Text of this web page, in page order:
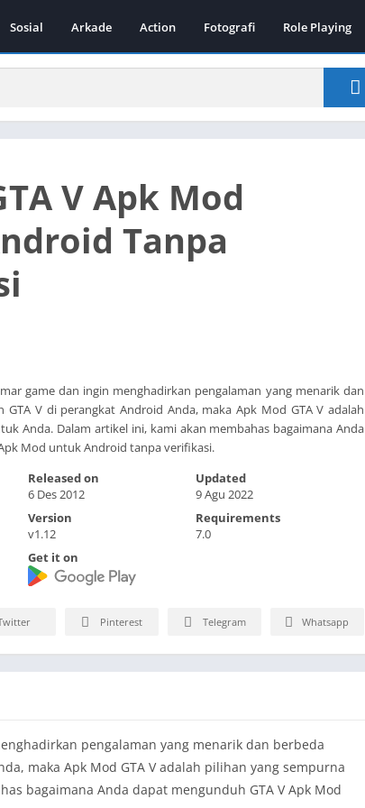
Sosial Arkade Action Fotografi Role Playing
V Apk Mod
Tanpa
game dan ingin menghadirkan pengalaman yang menarik dan
GTA V di perangkat Android Anda, maka Apk Mod GTA V adalah
Anda. Dalam artikel ini, kami akan membahas bagaimana Anda
Mod untuk Android tanpa verifikasi.
Released on
6 Des 2012
Updated
9 Agu 2022
Version
v1.12
Requirements
7.0
Get it on
Pinterest Telegram Whatsapp
pengalaman yang menarik dan berbeda
maka Apk Mod GTA V adalah pilihan yang sempurna
bagaimana Anda dapat mengunduh GTA V Apk Mod